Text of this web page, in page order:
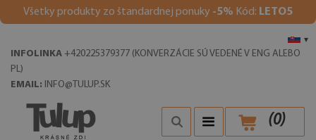
Všetky produkty zo štandardnej ponuky -5% Kód: LETO5
▾
INFOLINKA +420225379377 (KONVERZÁCIE SÚ VEDENÉ V ENG ALEBO
PL)
EMAIL: INFO@TULUP.SK
(0)